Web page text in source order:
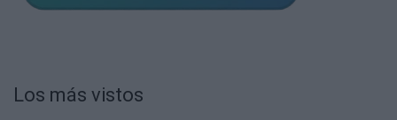
Los más vistos